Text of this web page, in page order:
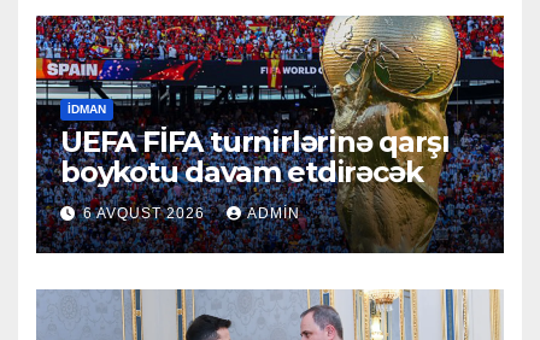
İDMAN
UEFA FİFA turnirlərinə qarşı
boykotu davam etdirəcək
6 AVQUST 2026 ADMIN